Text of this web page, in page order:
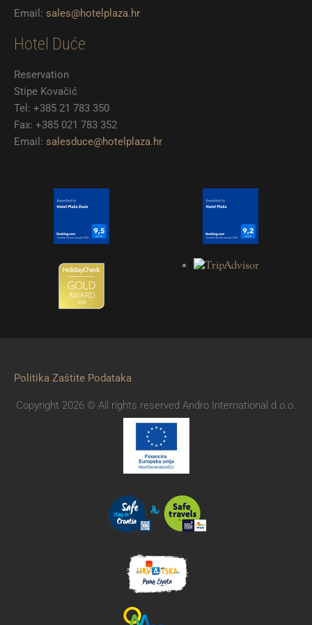
Email: sales@hotelplaza.hr
Hotel Duće
Reservation
Stipe Kovačić
Tel: +385 21 783 350
Fax: +385 021 783 352
Email: salesduce@hotelplaza.hr
Politika Zaštite Podataka
Copyright 2026 © All rights reserved Andro International d.o.o.